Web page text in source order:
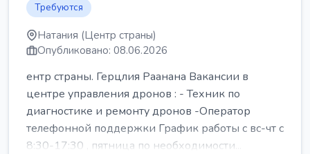
Требуются
Натания (Центр страны)
Опубликовано: 08.06.2026
ентр страны. Герцлия Раанана Вакансии в
центре управления дронов : - Техник по
диагностике и ремонту дронов -Оператор
телефонной поддержки График работы с вс-чт с
8:30-17:30 , пятница по необходимости...